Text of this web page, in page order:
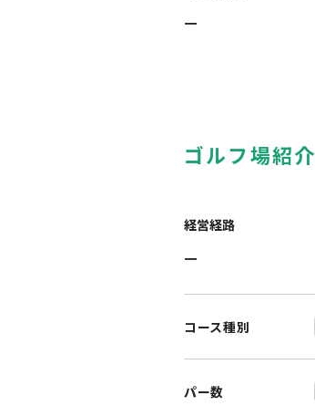
ー
ゴルフ場紹介
経営経路
ー
コース種別
パー数